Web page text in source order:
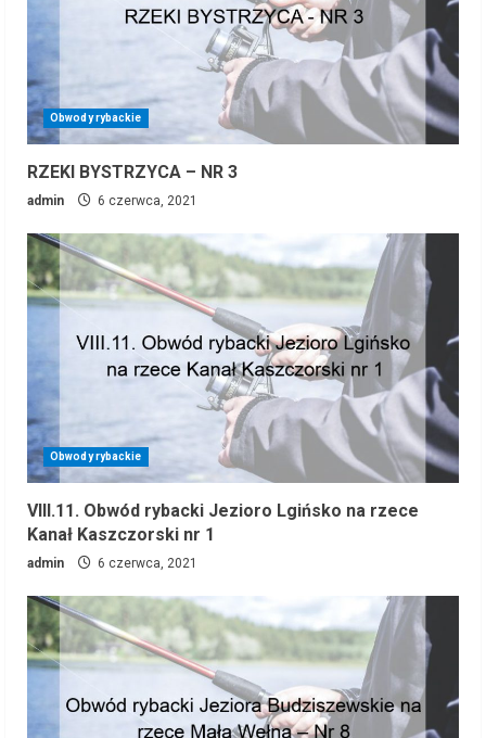
Obwody rybackie
RZEKI BYSTRZYCA – NR 3
admin 6 czerwca, 2021
Obwody rybackie
VIII.11. Obwód rybacki Jezioro Lgińsko na rzece
Kanał Kaszczorski nr 1
admin 6 czerwca, 2021